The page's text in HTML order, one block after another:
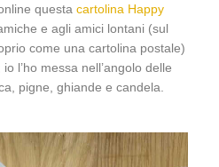
questa cartolina Happy
e agli amici lontani (sul
come una cartolina postale)
l’ho messa nell’angolo delle
pigne, ghiande e candela.